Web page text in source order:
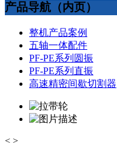
产品导航（内页）
整机产品案例
五轴一体配件
PF-PE系列圆振
PF-PE系列直振
高速精密间歇切割器
< >